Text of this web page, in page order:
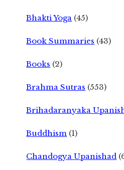
Bhakti Yoga (45)
Book Summaries (43)
Books (2)
Brahma Sutras (553)
Brihadaranyaka
Buddhism (1)
Chandogya Upanishad